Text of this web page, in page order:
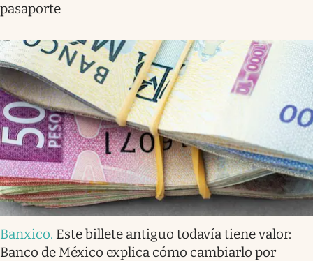
pasaporte
Banxico. Este billete antiguo todavía tiene valor:
Banco de México explica cómo cambiarlo por